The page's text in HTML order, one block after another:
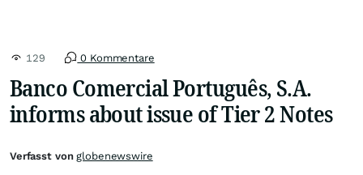
129 0 Kommentare
Banco Comercial Português, S.A.
informs about issue of Tier 2 Notes
Verfasst vonglobenewswire